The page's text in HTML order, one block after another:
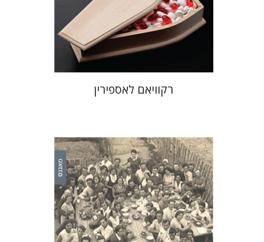
הנחת אתר ספר מודפס
$35
$32
רקוויאם לאספירין
רונה יונה